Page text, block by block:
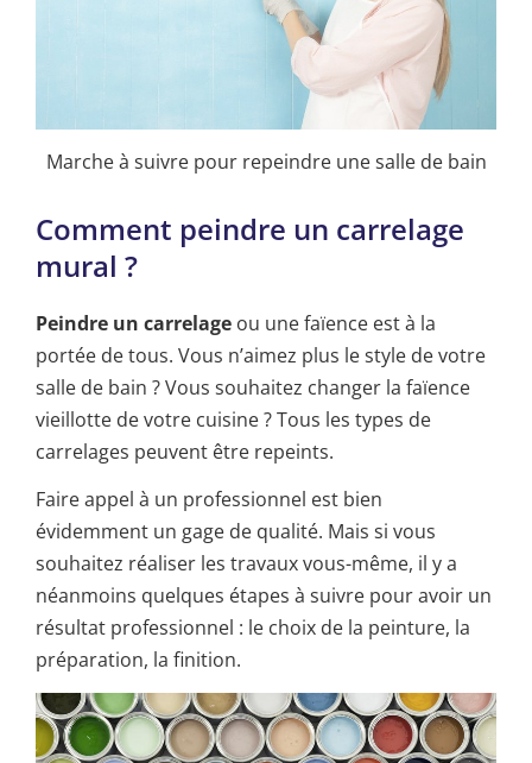
Marche à suivre pour repeindre une salle de bain
Comment peindre un carrelage
mural ?
Peindre un carrelage ou une faïence est à la
portée de tous. Vous n’aimez plus le style de votre
salle de bain ? Vous souhaitez changer la faïence
vieillotte de votre cuisine ? Tous les types de
carrelages peuvent être repeints.
Faire appel à un professionnel est bien
évidemment un gage de qualité. Mais si vous
souhaitez réaliser les travaux vous-même, il y a
néanmoins quelques étapes à suivre pour avoir un
résultat professionnel : le choix de la peinture, la
préparation, la finition.